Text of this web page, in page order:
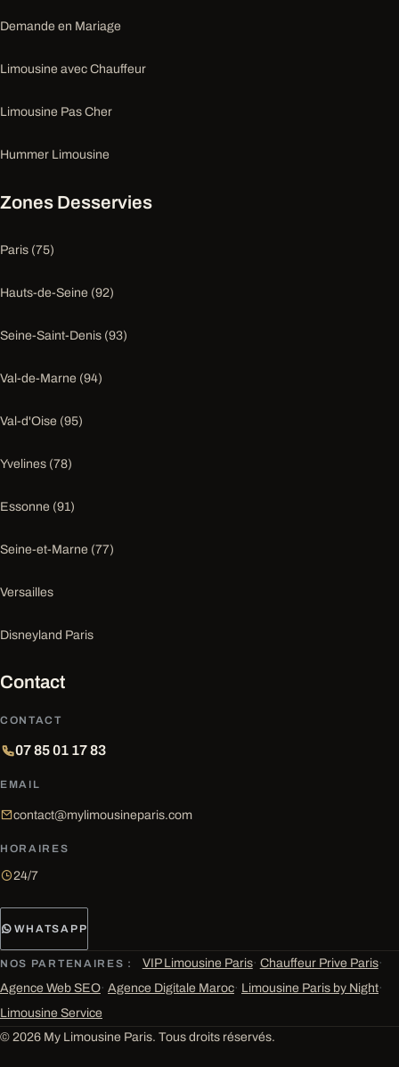
Demande en Mariage
Limousine avec Chauffeur
Limousine Pas Cher
Hummer Limousine
Zones Desservies
Paris (75)
Hauts-de-Seine (92)
Seine-Saint-Denis (93)
Val-de-Marne (94)
Val-d'Oise (95)
Yvelines (78)
Essonne (91)
Seine-et-Marne (77)
Versailles
Disneyland Paris
Contact
CONTACT
07 85 01 17 83
EMAIL
contact@mylimousineparis.com
HORAIRES
24/7
WHATSAPP
NOS PARTENAIRES : VIP Limousine Paris· Chauffeur Prive Paris·
Agence Web SEO· Agence Digitale Maroc· Limousine Paris by Night·
Limousine Service
© 2026 My Limousine Paris. Tous droits réservés.